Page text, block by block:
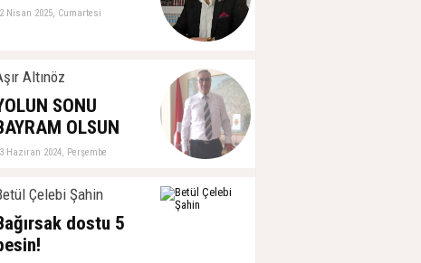
Nisan 2025, Cumartesi
Altınöz
SONU
OLSUN
Haziran 2024, Perşembe
Çelebi Şahin
dostu 5